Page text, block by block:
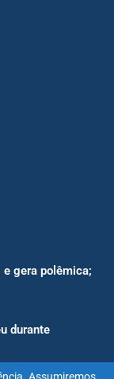
gera polêmica;
durante